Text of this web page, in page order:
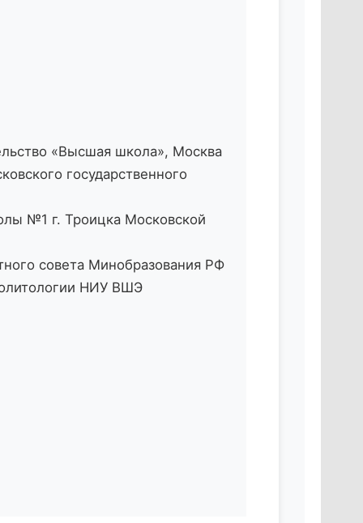
«Высшая школа», Москва
государственного
№1 г. Троицка Московской
совета Минобразования РФ
НИУ ВШЭ